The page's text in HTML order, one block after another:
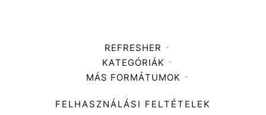
REFRESHER
Médiaajánlat
KATEGÓRIÁK
Zene
Divat
MÁS FORMÁTUMOK
FELHASZNÁLÁSI FELTÉTELEK